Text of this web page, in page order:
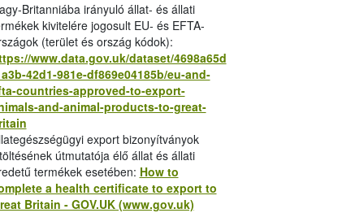
Britanniába irányuló állat- és állati
kivitelére jogosult EU- és EFTA-
(terület és ország kódok):
www.data.gov.uk/dataset/4698a65d
42d1-981e-df869e04185b/eu-and-
countries-approved-to-export-
and-animal-products-to-great-
export bizonyítványok
útmutatója élő állat és állati
termékek esetében: How to
a health certificate to export to
Britain - GOV.UK (www.gov.uk)
áruforgalomban 2022. január 1-től
2022. január 1-tőlbevezetésre
fontos változás, hogy azállat- és
azelőjelentési kötelezettség
tervezett belépés előttegy nappal, de